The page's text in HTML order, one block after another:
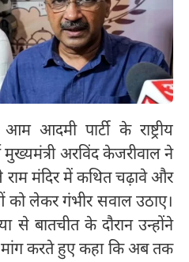
आम आदमी पार्टी के राष्ट्रीय
अरविंद केजरीवाल ने
राम मंदिर में कथित चढ़ावे और
लेकर गंभीर सवाल उठाए।
से बातचीत के दौरान उन्होंने
मांग करते हुए कहा कि अब तक